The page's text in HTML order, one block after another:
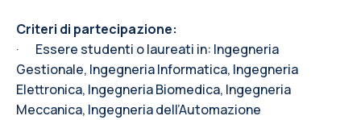
Criteri di partecipazione:
· Essere studenti o laureati in: Ingegneria
Gestionale, Ingegneria Informatica, Ingegneria
Elettronica, Ingegneria Biomedica, Ingegneria
Meccanica, Ingegneria dell’Automazione